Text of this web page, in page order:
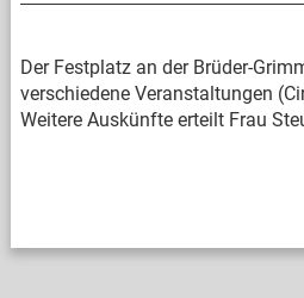
Der Festplatz an der Brüder-
verschiedene Veranstaltungen
Weitere Auskünfte erteilt Frau